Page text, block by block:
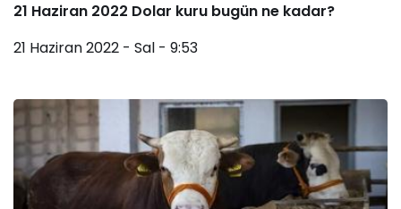
Haberleri
21 Haziran 2022 Dolar kuru bugün ne kadar?
21 Haziran 2022 - Sal - 9:53